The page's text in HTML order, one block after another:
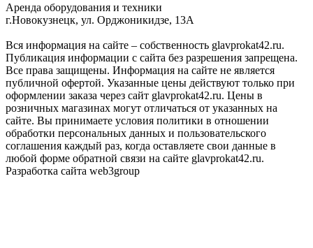
Аренда оборудования и техники
г.Новокузнецк, ул. Орджоникидзе, 13А
Вся информация на сайте – собственность glavprokat42.ru.
Публикация информации с сайта без разрешения запрещена.
Все права защищены. Информация на сайте не является
публичной офертой. Указанные цены действуют только при
оформлении заказа через сайт glavprokat42.ru. Цены в
розничных магазинах могут отличаться от указанных на
сайте. Вы принимаете условия политики в отношении
обработки персональных данных и пользовательского
соглашения каждый раз, когда оставляете свои данные в
любой форме обратной связи на сайте glavprokat42.ru.
Разработка сайта web3group